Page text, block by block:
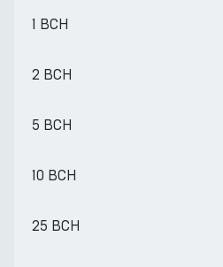
1 BCH
2 BCH
5 BCH
10 BCH
25 BCH